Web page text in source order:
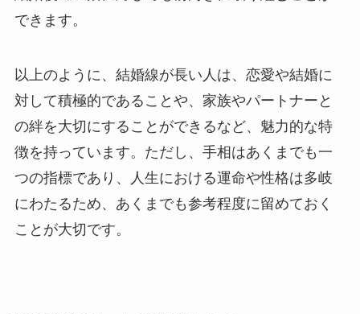
できます。
以上のように、結婚線が長い人は、恋愛や結婚に
対して積極的であることや、家族やパートナーと
の絆を大切にすることができるなど、魅力的な特
徴を持っています。ただし、手相はあくまでも一
つの指標であり、人生における運命や性格は多岐
にわたるため、あくまでも参考程度に留めておく
ことが大切です。